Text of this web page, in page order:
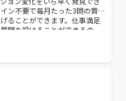
ン不要で毎月たった3問の質問
ることができます。仕事満足
問を設けることができるの
やすいレポートフォーマット
、初めて起業した方やパソコ